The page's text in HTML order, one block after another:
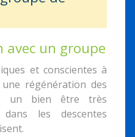
avec un groupe
et conscientes à
régénération des
un bien être très
les descentes